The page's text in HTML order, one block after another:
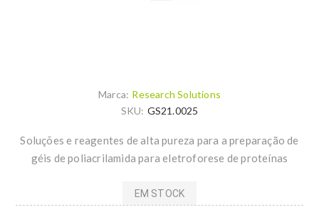
Marca: Research Solutions
SKU: GS21.0025
Soluções e reagentes de alta pureza para a preparação de
géis de poliacrilamida para eletroforese de proteínas
EM STOCK